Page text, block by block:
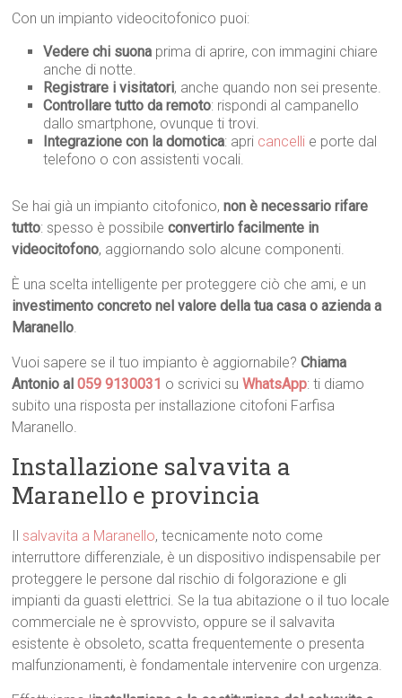
Con un impianto videocitofonico puoi:
Vedere chi suona prima di aprire, con immagini chiare
anche di notte.
Registrare i visitatori, anche quando non sei presente.
Controllare tutto da remoto: rispondi al campanello
dallo smartphone, ovunque ti trovi.
Integrazione con la domotica: apri cancelli e porte dal
telefono o con assistenti vocali.
Se hai già un impianto citofonico,non è necessario rifare
tutto: spesso è possibileconvertirlo facilmente in
videocitofono, aggiornando solo alcune componenti.
È una scelta intelligente per proteggere ciò che ami, e un
investimento concreto nel valore della tua casa o azienda a
Maranello.
Vuoi sapere se il tuo impianto è aggiornabile?Chiama
Antonio al059 9130031 o scrivici suWhatsApp: ti diamo
subito una risposta per installazione citofoni Farfisa
Maranello.
Installazione salvavita a
Maranello e provincia
salvavita a Maranello, tecnicamente noto come
interruttore differenziale, è un dispositivo indispensabile per
proteggere le persone dal rischio di folgorazione e gli
impianti da guasti elettrici. Se la tua abitazione o il tuo locale
commerciale ne è sprovvisto, oppure se il salvavita
esistente è obsoleto, scatta frequentemente o presenta
malfunzionamenti, è fondamentale intervenire con urgenza.